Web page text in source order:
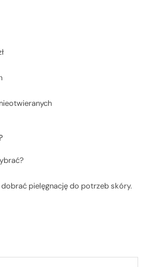
pielęgnację do potrzeb skóry.